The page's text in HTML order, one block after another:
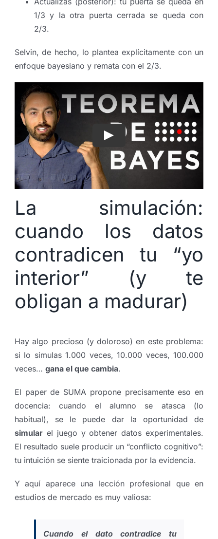
1/3 y la otra puerta cerrada se queda con
2/3.
Selvin, de hecho, lo plantea explícitamente con un
enfoque bayesiano y remata con el 2/3.
La simulación:
cuando los datos
contradicen tu “yo
interior” (y te
obligan a madurar)
Hay algo precioso (y doloroso) en este problema:
si lo simulas 1.000 veces, 10.000 veces, 100.000
veces… gana el que cambia.
El paper de SUMA propone precisamente eso en
docencia: cuando el alumno se atasca (lo
habitual), se le puede dar la oportunidad de
simularel juego y obtener datos experimentales.
El resultado suele producir un “conflicto cognitivo”:
tu intuición se siente traicionada por la evidencia.
Y aquí aparece una lección profesional que en
estudios de mercado es muy valiosa:
Cuando el dato contradice tu